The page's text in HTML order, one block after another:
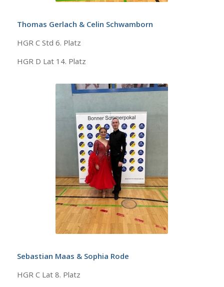
Thomas Gerlach & Celin Schwamborn
HGR C Std 6. Platz
HGR D Lat 14. Platz
Sebastian Maas & Sophia Rode
HGR C Lat 8. Platz